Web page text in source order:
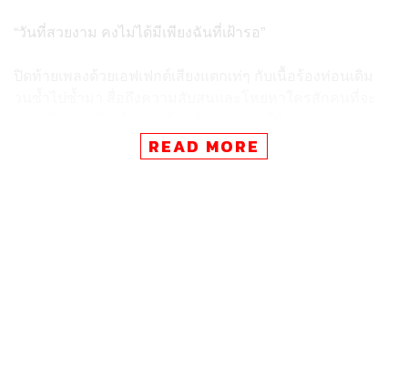
“วันที่สวยงาม คงไม่ได้มีเพียงฉันที่เฝ้ารอ”
ซึ่งเสียงร้องนุ่มๆ คุ้นหูที่ได้ยินก็ไม่ใช่ใครที่ไหน แต่คือ รัฐ
READ MORE